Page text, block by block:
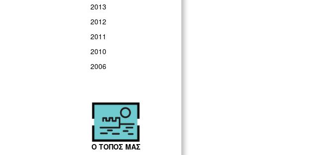
2013
2012
2011
2010
2006
Ο ΤΟΠΟΣ ΜΑΣ